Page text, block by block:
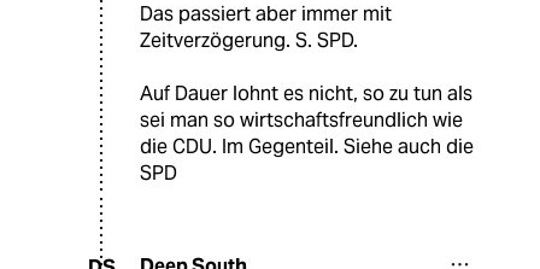
Das passiert aber immer mit
Zeitverzögerung. S. SPD.
Auf Dauer lohnt es nicht, so zu tun als
sei man so wirtschaftsfreundlich wie
die CDU. Im Gegenteil. Siehe auch die
SPD